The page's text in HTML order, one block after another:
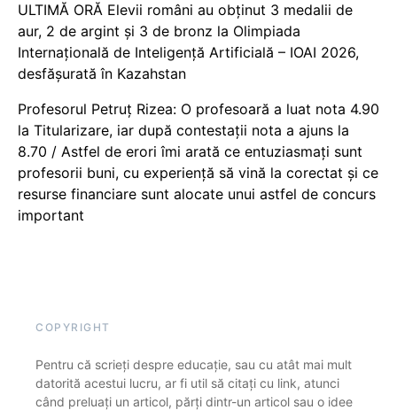
ULTIMĂ ORĂ Elevii români au obținut 3 medalii de
aur, 2 de argint și 3 de bronz la Olimpiada
Internațională de Inteligență Artificială – IOAI 2026,
desfășurată în Kazahstan
Profesorul Petruț Rizea: O profesoară a luat nota 4.90
la Titularizare, iar după contestații nota a ajuns la
8.70 / Astfel de erori îmi arată ce entuziasmați sunt
profesorii buni, cu experiență să vină la corectat și ce
resurse financiare sunt alocate unui astfel de concurs
important
COPYRIGHT
Pentru că scrieți despre educație, sau cu atât mai mult
datorită acestui lucru, ar fi util să citați cu link, atunci
când preluați un articol, părți dintr-un articol sau o idee